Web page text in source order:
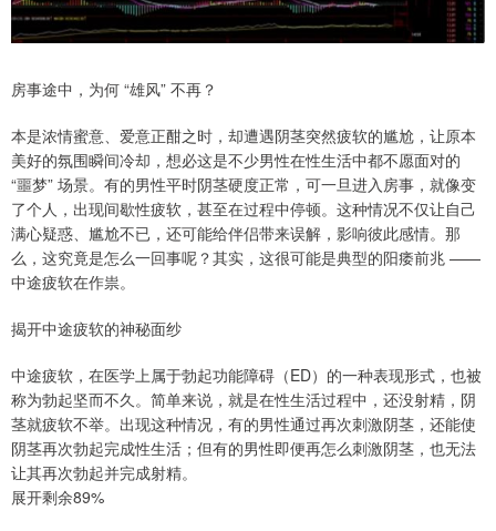
房事途中，为何 “雄风” 不再？
本是浓情蜜意、爱意正酣之时，却遭遇阴茎突然疲软的尴尬，让原本
美好的氛围瞬间冷却，想必这是不少男性在性生活中都不愿面对的
“噩梦” 场景。有的男性平时阴茎硬度正常，可一旦进入房事，就像变
了个人，出现间歇性疲软，甚至在过程中停顿。这种情况不仅让自己
满心疑惑、尴尬不已，还可能给伴侣带来误解，影响彼此感情。那
么，这究竟是怎么一回事呢？其实，这很可能是典型的阳痿前兆 ——
中途疲软在作祟。
揭开中途疲软的神秘面纱
中途疲软，在医学上属于勃起功能障碍（ED）的一种表现形式，也被
称为勃起坚而不久。简单来说，就是在性生活过程中，还没射精，阴
茎就疲软不举。出现这种情况，有的男性通过再次刺激阴茎，还能使
阴茎再次勃起完成性生活；但有的男性即便再怎么刺激阴茎，也无法
让其再次勃起并完成射精。
展开剩余89%